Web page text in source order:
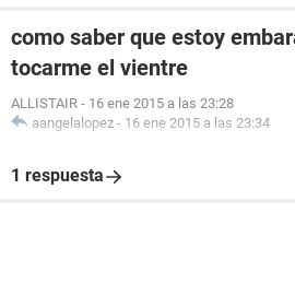
como saber que estoy
tocarme el vientre
ALLISTAIR - 16 ene 2015 a las 23:28
aangelalopez - 16 ene 2015 a las 23:34
1 respuesta